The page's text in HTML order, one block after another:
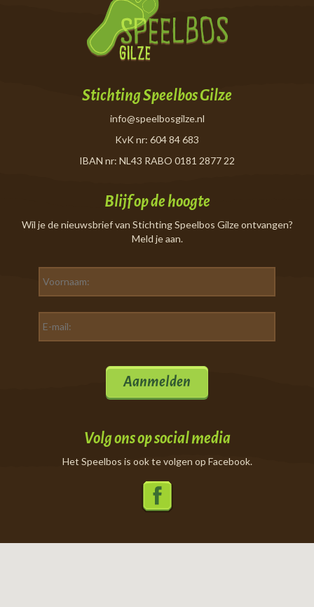
Stichting Speelbos Gilze
info@speelbosgilze.nl
KvK nr: 604 84 683
IBAN nr: NL43 RABO 0181 2877 22
Blijf op de hoogte
Wil je de nieuwsbrief van Stichting Speelbos Gilze ontvangen?
Meld je aan.
Aanmelden
Volg ons op social media
Het Speelbos is ook te volgen op Facebook.